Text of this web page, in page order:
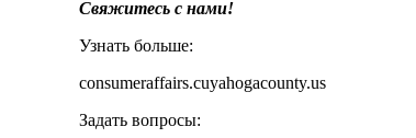
Свяжитесь с нами!
Узнать больше:
consumeraffairs.cuyahogacounty.us
Задать вопросы: